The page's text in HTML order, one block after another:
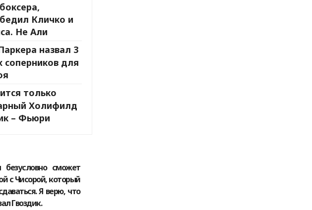
Кличко и
Не Али
назвал 3
соперников для
только
Холифилд
– Фьюри
сможет
с Чисорой, который
Я верю, что
Гвоздик.